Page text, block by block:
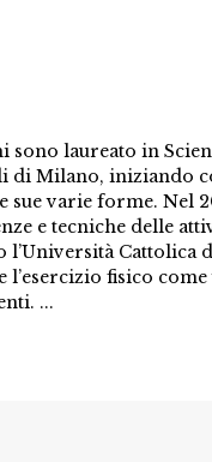
laureato in
di Milano, iniziando
sue varie forme. Nel
e tecniche delle
l’Università Cattolica
l’esercizio fisico
...